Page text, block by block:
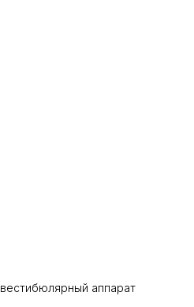
аппарат